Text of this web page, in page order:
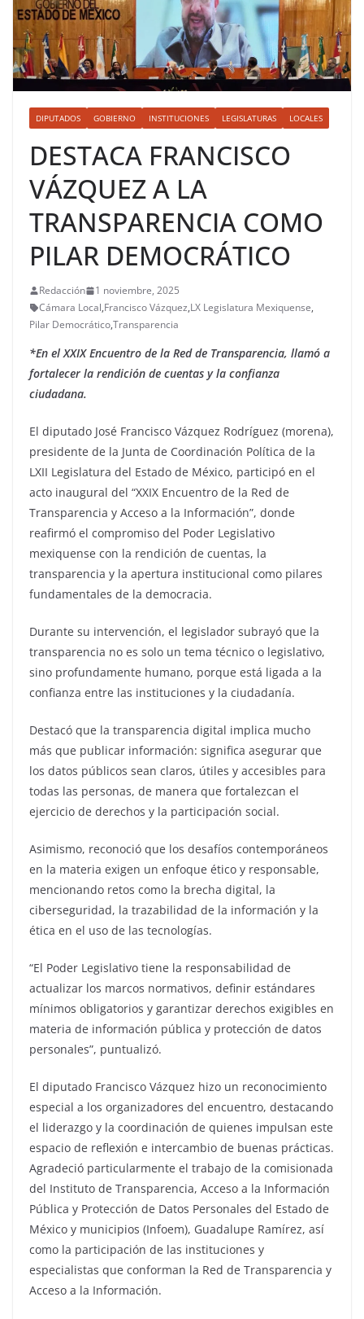
DIPUTADOS GOBIERNO INSTITUCIONES LEGISLATURAS LOCALES
DESTACA FRANCISCO
VÁZQUEZ A LA
TRANSPARENCIA COMO
PILAR DEMOCRÁTICO
Redacción
1 noviembre, 2025
Cámara Local,Francisco Vázquez,LX Legislatura Mexiquense,
Pilar Democrático,Transparencia
*En el XXIX Encuentro de la Red de Transparencia, llamó a
fortalecer la rendición de cuentas y la confianza
ciudadana.
El diputado José Francisco Vázquez Rodríguez (morena),
presidente de la Junta de Coordinación Política de la
LXII Legislatura del Estado de México, participó en el
acto inaugural del “XXIX Encuentro de la Red de
Transparencia y Acceso a la Información”, donde
reafirmó el compromiso del Poder Legislativo
mexiquense con la rendición de cuentas, la
transparencia y la apertura institucional como pilares
fundamentales de la democracia.
Durante su intervención, el legislador subrayó que la
transparencia no es solo un tema técnico o legislativo,
sino profundamente humano, porque está ligada a la
confianza entre las instituciones y la ciudadanía.
Destacó que la transparencia digital implica mucho
más que publicar información: significa asegurar que
los datos públicos sean claros, útiles y accesibles para
todas las personas, de manera que fortalezcan el
ejercicio de derechos y la participación social.
Asimismo, reconoció que los desafíos contemporáneos
en la materia exigen un enfoque ético y responsable,
mencionando retos como la brecha digital, la
ciberseguridad, la trazabilidad de la información y la
ética en el uso de las tecnologías.
“El Poder Legislativo tiene la responsabilidad de
actualizar los marcos normativos, definir estándares
mínimos obligatorios y garantizar derechos exigibles en
materia de información pública y protección de datos
personales”, puntualizó.
El diputado Francisco Vázquez hizo un reconocimiento
especial a los organizadores del encuentro, destacando
el liderazgo y la coordinación de quienes impulsan este
espacio de reflexión e intercambio de buenas prácticas.
Agradeció particularmente el trabajo de la comisionada
del Instituto de Transparencia, Acceso a la Información
Pública y Protección de Datos Personales del Estado de
México y municipios (Infoem), Guadalupe Ramírez, así
como la participación de las instituciones y
especialistas que conforman la Red de Transparencia y
Acceso a la Información.